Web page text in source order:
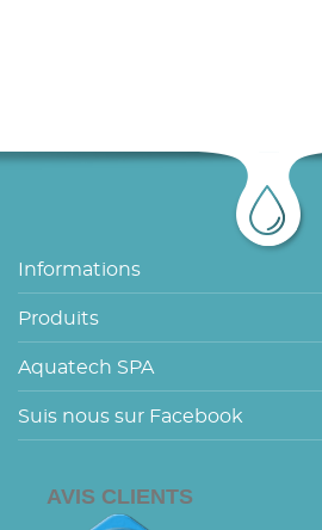
Informations
Produits
Aquatech SPA
Suis nous sur Facebook
AVIS CLIENTS